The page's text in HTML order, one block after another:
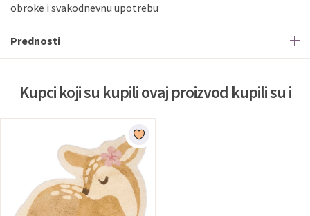
obroke i svakodnevnu upotrebu
Prednosti
Kupci koji su kupili ovaj proizvod kupili su i